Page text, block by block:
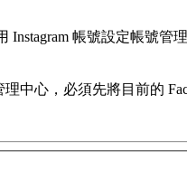
帳號設定帳號管
中心，必須先將目前的